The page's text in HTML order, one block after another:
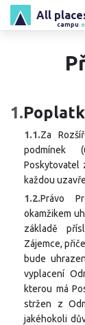
campu
All
1.
1.1.Za
podmínek
Poskytovatel
každou
1.2.Právo
okamžikem
základě
Zájemce,
bude
vyplacení
kterou má
stržen z
jakéhokoli